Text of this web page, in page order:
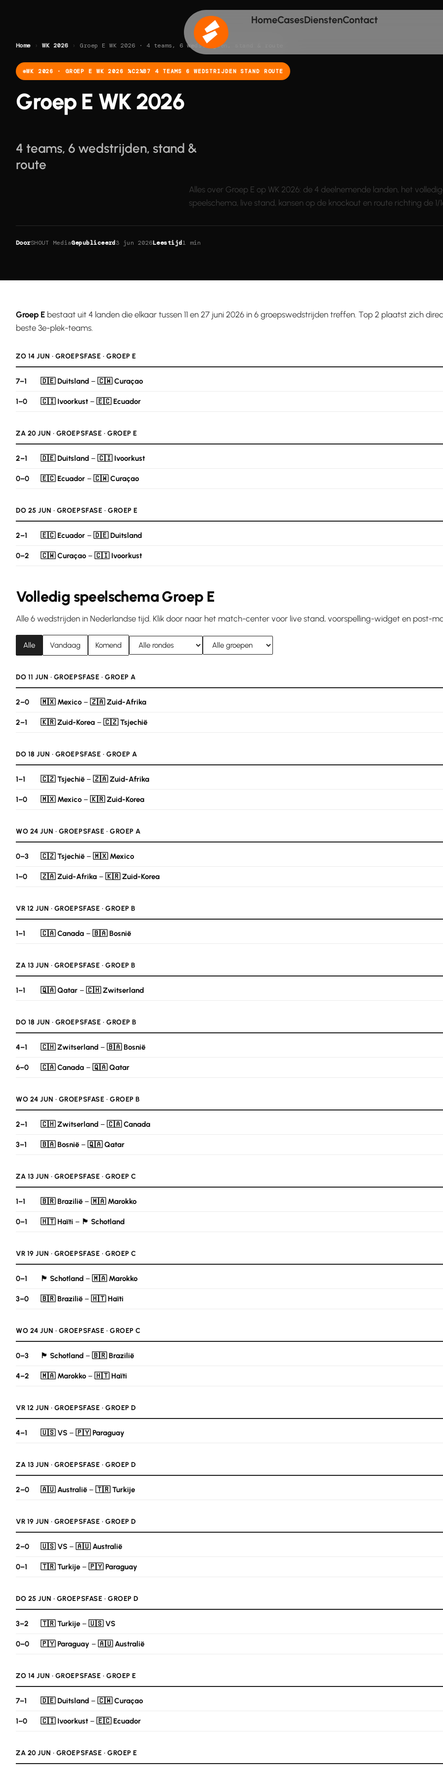
inhoud
HomeCasesDienstenContact
Home › WK 2026 › Groep E WK 2026 · 4 teams, 6 wedstrijden, stand & route
WK 2026 · GROEP E WK 2026 %C2%B7 4 TEAMS 6 WEDSTRIJDEN STAND ROUTE
Groep E WK 2026
4 teams, 6 wedstrijden, stand &
route
Alles over Groep E op WK 2026: de 4 deelnemende landen, het
speelschema, live stand, kansen op de knockout en route richting de 1/
DoorSHOUT MediaGepubliceerd3 jun 2026Leestijd1 min
Groep E bestaat uit 4 landen die elkaar tussen 11 en 27 juni 2026 in 6 groepswedstrijden treffen. Top 2 plaatst zich
beste 3e-plek-teams.
ZO 14 JUN · GROEPSFASE · GROEP E
7–1 🇩🇪 Duitsland – 🇨🇼 Curaçao
1–0 🇨🇮 Ivoorkust – 🇪🇨 Ecuador
ZA 20 JUN · GROEPSFASE · GROEP E
2–1 🇩🇪 Duitsland – 🇨🇮 Ivoorkust
0–0 🇪🇨 Ecuador – 🇨🇼 Curaçao
DO 25 JUN · GROEPSFASE · GROEP E
2–1 🇪🇨 Ecuador – 🇩🇪 Duitsland
0–2 🇨🇼 Curaçao – 🇨🇮 Ivoorkust
Volledig speelschema Groep E
Alle 6 wedstrijden in Nederlandse tijd. Klik door naar het match-center voor live stand, voorspelling-widget en post-
Alle Vandaag Komend
DO 11 JUN · GROEPSFASE · GROEP A
2–0 🇲🇽 Mexico – 🇿🇦 Zuid-Afrika
2–1 🇰🇷 Zuid-Korea – 🇨🇿 Tsjechië
DO 18 JUN · GROEPSFASE · GROEP A
1–1 🇨🇿 Tsjechië – 🇿🇦 Zuid-Afrika
1–0 🇲🇽 Mexico – 🇰🇷 Zuid-Korea
WO 24 JUN · GROEPSFASE · GROEP A
0–3 🇨🇿 Tsjechië – 🇲🇽 Mexico
1–0 🇿🇦 Zuid-Afrika – 🇰🇷 Zuid-Korea
VR 12 JUN · GROEPSFASE · GROEP B
1–1 🇨🇦 Canada – 🇧🇦 Bosnië
ZA 13 JUN · GROEPSFASE · GROEP B
1–1 🇶🇦 Qatar – 🇨🇭 Zwitserland
DO 18 JUN · GROEPSFASE · GROEP B
4–1 🇨🇭 Zwitserland – 🇧🇦 Bosnië
6–0 🇨🇦 Canada – 🇶🇦 Qatar
WO 24 JUN · GROEPSFASE · GROEP B
2–1 🇨🇭 Zwitserland – 🇨🇦 Canada
3–1 🇧🇦 Bosnië – 🇶🇦 Qatar
ZA 13 JUN · GROEPSFASE · GROEP C
1–1 🇧🇷 Brazilië – 🇲🇦 Marokko
0–1 🇭🇹 Haïti – 🏴󠁧󠁢󠁳󠁣󠁴󠁿 Schotland
VR 19 JUN · GROEPSFASE · GROEP C
0–1 🏴󠁧󠁢󠁳󠁣󠁴󠁿 Schotland – 🇲🇦 Marokko
3–0 🇧🇷 Brazilië – 🇭🇹 Haïti
WO 24 JUN · GROEPSFASE · GROEP C
0–3 🏴󠁧󠁢󠁳󠁣󠁴󠁿 Schotland – 🇧🇷 Brazilië
4–2 🇲🇦 Marokko – 🇭🇹 Haïti
VR 12 JUN · GROEPSFASE · GROEP D
4–1 🇺🇸 VS – 🇵🇾 Paraguay
ZA 13 JUN · GROEPSFASE · GROEP D
2–0 🇦🇺 Australië – 🇹🇷 Turkije
VR 19 JUN · GROEPSFASE · GROEP D
2–0 🇺🇸 VS – 🇦🇺 Australië
0–1 🇹🇷 Turkije – 🇵🇾 Paraguay
DO 25 JUN · GROEPSFASE · GROEP D
3–2 🇹🇷 Turkije – 🇺🇸 VS
0–0 🇵🇾 Paraguay – 🇦🇺 Australië
ZO 14 JUN · GROEPSFASE · GROEP E
7–1 🇩🇪 Duitsland – 🇨🇼 Curaçao
1–0 🇨🇮 Ivoorkust – 🇪🇨 Ecuador
ZA 20 JUN · GROEPSFASE · GROEP E